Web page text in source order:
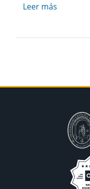
Leer más